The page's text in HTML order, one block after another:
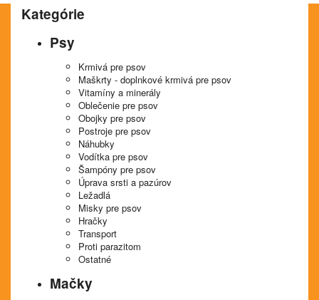
Kategórie
Psy
Krmivá pre psov
Maškrty - doplnkové krmivá pre psov
Vitamíny a minerály
Oblečenie pre psov
Obojky pre psov
Postroje pre psov
Náhubky
Vodítka pre psov
Šampóny pre psov
Úprava srsti a pazúrov
Ležadlá
Misky pre psov
Hračky
Transport
Proti parazitom
Ostatné
Mačky